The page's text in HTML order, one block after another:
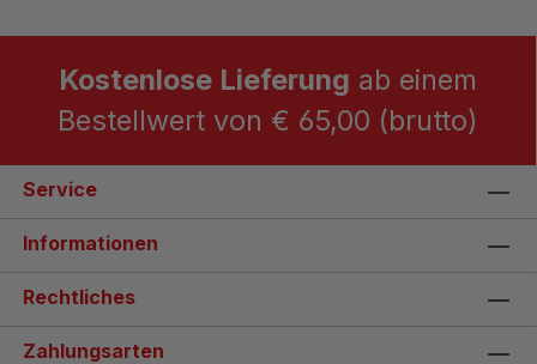
Kostenlose Lieferung ab einem
Bestellwert von € 65,00 (brutto)
Service
Informationen
Rechtliches
Zahlungsarten